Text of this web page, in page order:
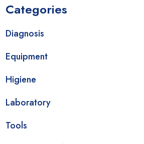
Categories
Diagnosis
Equipment
Higiene
Laboratory
Tools